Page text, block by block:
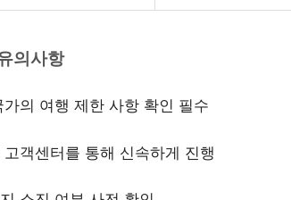
의사항
가의 여행 제한 사항 확인 필수
고객센터를 통해 신속하게 진행